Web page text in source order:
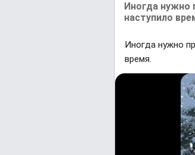
Иногда нужно
наступило
Иногда нужно
время.